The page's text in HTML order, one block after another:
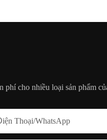
phí cho nhiều loại sản phẩm
Thoại/whatsApp